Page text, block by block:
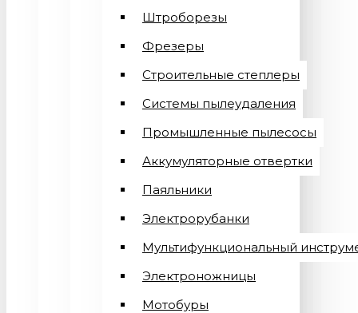
Штроборезы
Фрезеры
Строительные степлеры
Системы пылеудаления
Промышленные пылесосы
Аккумуляторные отвертки
Паяльники
Электрорубанки
Мультифункциональный
Электроножницы
Мотобуры